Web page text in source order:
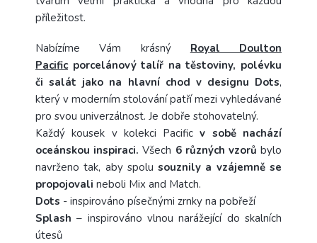
příležitost.
Nabízíme Vám krásný Royal Doulton
Pacificporcelánový talíř na těstoviny, polévku
či salát jako na hlavní chod v designu Dots,
který v moderním stolování patří mezi vyhledávané
pro svou univerzálnost. Je dobře stohovatelný.
Každý kousek v kolekci Pacificv sobě nachází
oceánskou inspiraci.Všech 6 různých vzorů bylo
navrženo tak, aby spolusouznily a vzájemně se
propojovali neboli Mix and Match.
Dots - inspirováno písečnými zrnky na pobřeží
Splash – inspirováno vlnou narážející do skalních
útesů